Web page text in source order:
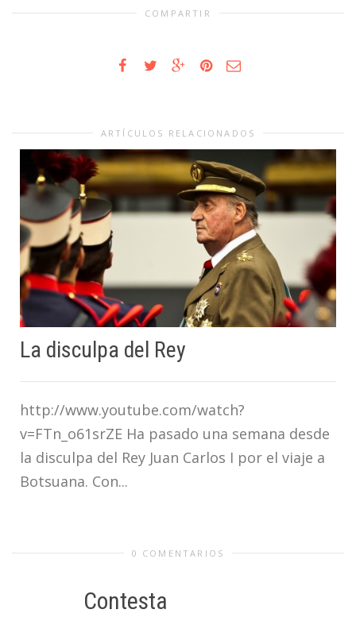
COMPARTIR
ARTÍCULOS RELACIONADOS
La disculpa del Rey
http://www.youtube.com/watch?
v=FTn_o61srZE Ha pasado una semana desde
la disculpa del Rey Juan Carlos I por el viaje a
Botsuana. Con...
0 COMENTARIOS
Contesta